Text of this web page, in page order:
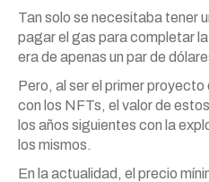
Tan solo se necesitaba tener
pagar el gas para completar
era de apenas un par de
Pero, al ser el primer
con los NFTs, el valor de
los años siguientes con la
los mismos.
En la actualidad, el precio